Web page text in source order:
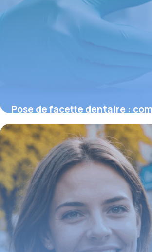
Pose de facette dentaire :
prix et ce qui influence le
16 juin 2026